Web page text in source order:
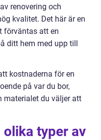
renovering och
kvalitet. Det här är en
förväntas att en
ditt hem med upp till
kostnaderna för en
på var du bor,
materialet du väljer att
typer av